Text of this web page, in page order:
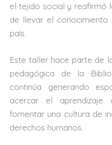
el tejido social y reafirmó
de llevar el
país.
Este taller hace parte de
pedagógica de la
continúa generando
acercar el
fomentar una cultura de
derechos humanos.